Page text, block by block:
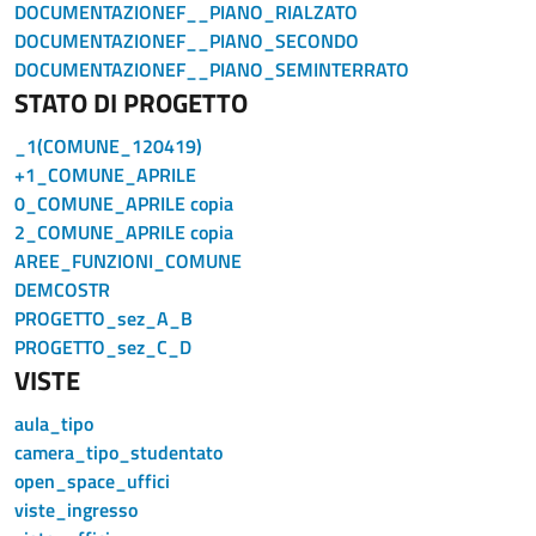
DOCUMENTAZIONEF__PIANO_RIALZATO
DOCUMENTAZIONEF__PIANO_SECONDO
DOCUMENTAZIONEF__PIANO_SEMINTERRATO
STATO DI PROGETTO
_1(COMUNE_120419)
+1_COMUNE_APRILE
0_COMUNE_APRILE copia
2_COMUNE_APRILE copia
AREE_FUNZIONI_COMUNE
DEMCOSTR
PROGETTO_sez_A_B
PROGETTO_sez_C_D
VISTE
aula_tipo
camera_tipo_studentato
open_space_uffici
viste_ingresso